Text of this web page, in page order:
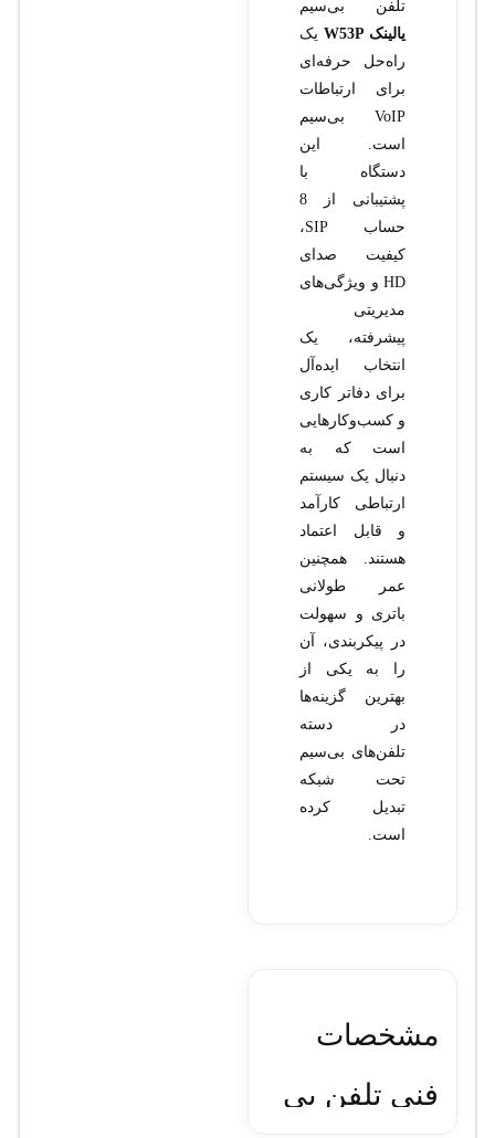
تلفن بی‌سیم
یالینک W53P
یک
راه‌حل حرفه‌ای
برای ارتباطات
VoIP بی‌سیم
است. این
دستگاه با
پشتیبانی از 8
حساب SIP،
کیفیت صدای
HD و ویژگی‌های
مدیریتی
پیشرفته، یک
انتخاب ایده‌آل
برای دفاتر کاری
و کسب‌وکارهایی
است که به
دنبال یک سیستم
ارتباطی کارآمد
و قابل اعتماد
هستند. همچنین
عمر طولانی
باتری و سهولت
در پیکربندی، آن
را به یکی از
بهترین گزینه‌ها
در دسته
تلفن‌های بی‌سیم
تحت شبکه
تبدیل کرده
است.
مشخصات
فنی تلفن بی‌